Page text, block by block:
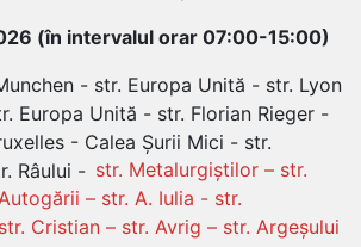
(în intervalul orar 07:00-15:00)
- str. Europa Unită - str. Lyon
Europa Unită - str. Florian Rieger -
- Calea Șurii Mici - str.
Râului - str. Metalurgiștilor – str.
– str. A. Iulia - str.
Cristian – str. Avrig – str. Argeșului